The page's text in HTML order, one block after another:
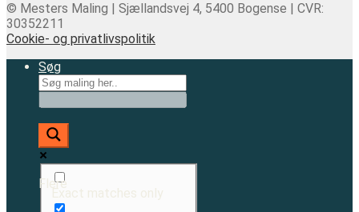
© Mesters Maling | Sjællandsvej 4, 5400 Bogense | CVR:
30352211
Cookie- og privatlivspolitik
Søg
Flere
Exact matches only